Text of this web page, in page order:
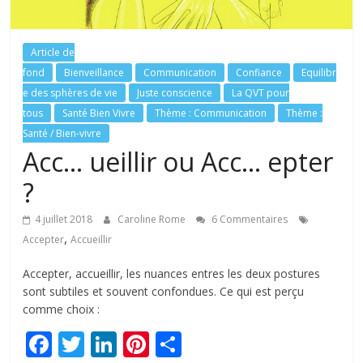
Article de
fond
Bienveillance Communication Confiance
Equilibr
e des sphères de vie
Juste conscience
La QVT pour
tous
Santé Bien Vivre Thème : Communication
Thème :
Santé / Bien-vivre
Acc… ueillir ou Acc… epter
?
4 juillet 2018 Caroline Rome
6 Commentaires
Accepter,Accueillir
Accepter, accueillir, les nuances entres les deux postures
sont subtiles et souvent confondues. Ce qui est perçu
comme choix :
F T Li Pi